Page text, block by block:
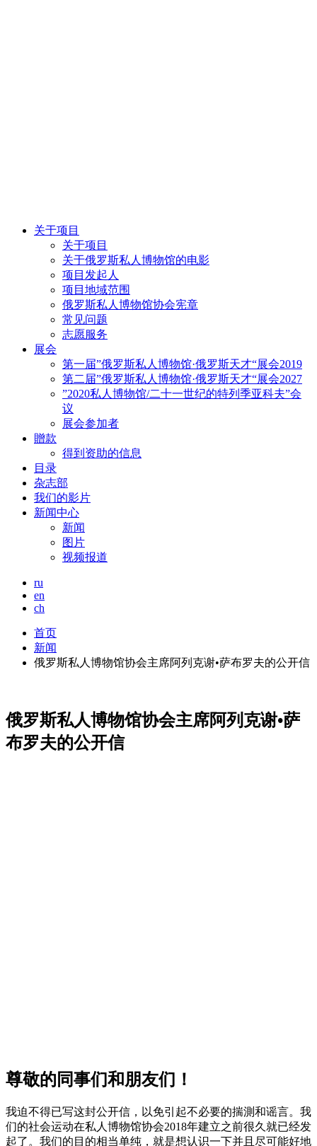
关于项目
关于项目
关于俄罗斯私人博物馆的电影
项目发起人
项目地域范围
俄罗斯私人博物馆协会宪章
常见问题
志愿服务
展会
第一届”俄罗斯私人博物馆·俄罗斯天才“展会2019
第二届”俄罗斯私人博物馆·俄罗斯天才“展会2027
”2020私人博物馆/二十一世纪的特列季亚科夫”会
议
展会参加者
贈款
得到资助的信息
目录
杂志部
我们的影片
新闻中心
新闻
图片
视频报道
ru
en
ch
首页
新闻
俄罗斯私人博物馆协会主席阿列克谢•萨布罗夫的公开信
俄罗斯私人博物馆协会主席阿列克谢•萨
布罗夫的公开信
尊敬的同事们和朋友们！
我迫不得已写这封公开信，以免引起不必要的揣測和谣言。我
们的社会运动在私人博物馆协会2018年建立之前很久就已经发
起了。我们的目的相当单纯，就是想认识一下并且尽可能好地